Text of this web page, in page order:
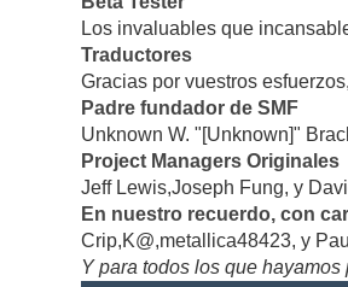
Los invaluables que
Traductores
Gracias por vuestros
Padre fundador de SMF
Unknown W. "[Unknown]"
Project Managers Originales
Jeff Lewis,Joseph Fung, y
En nuestro recuerdo, con
Crip,K@,metallica48423, y
Y para todos los que hayamos